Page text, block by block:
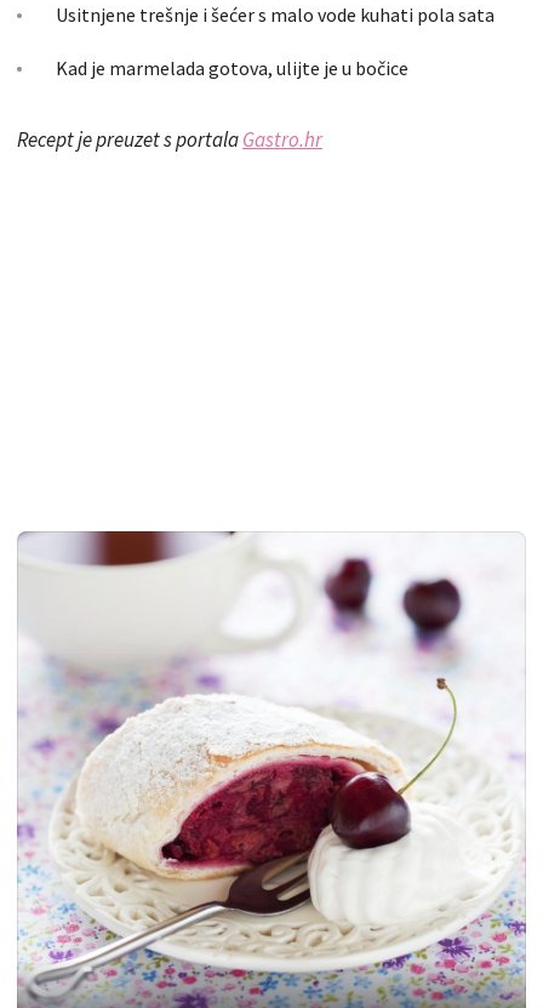
Usitnjene trešnje i šećer s malo vode kuhati pola sata
Kad je marmelada gotova, ulijte je u bočice
Recept je preuzet s portalaGastro.hr